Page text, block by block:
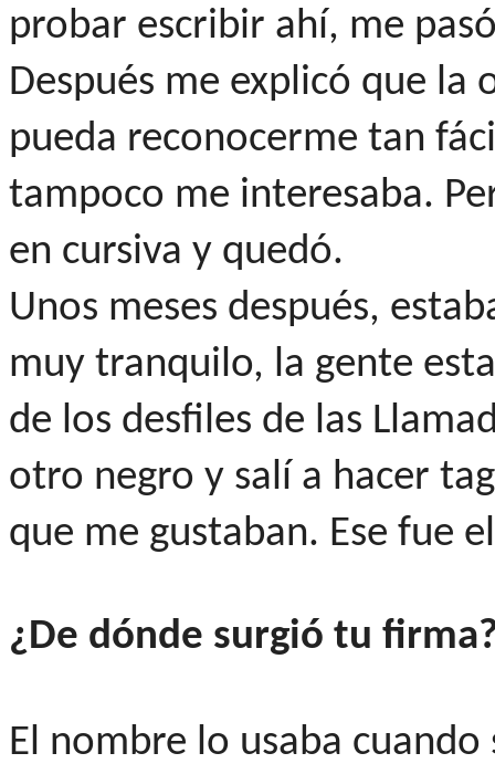
probar escribir ahí, me
Después me explicó que la
pueda reconocerme tan
tampoco me interesaba.
en cursiva y quedó.
Unos meses después,
muy tranquilo, la gente
de los desfiles de las
otro negro y salí a hacer
que me gustaban. Ese fue
¿De dónde surgió tu
El nombre lo usaba